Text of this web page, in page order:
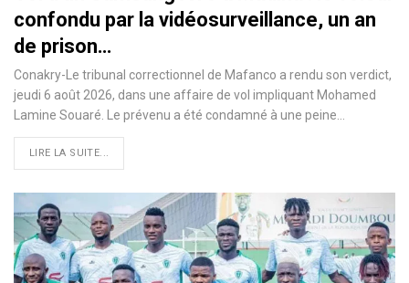
confondu par la vidéosurveillance, un an
de prison…
Conakry-Le tribunal correctionnel de Mafanco a rendu son verdict,
jeudi 6 août 2026, dans une affaire de vol impliquant Mohamed
Lamine Souaré. Le prévenu a été condamné à une peine…
LIRE LA SUITE...